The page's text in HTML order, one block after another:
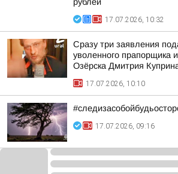
17.07.2026, 10:32
Сразу три заявления
уволенного прапорщика
Озёрска Дмитрия
17.07.2026, 10:10
17.07.2026, 09:16